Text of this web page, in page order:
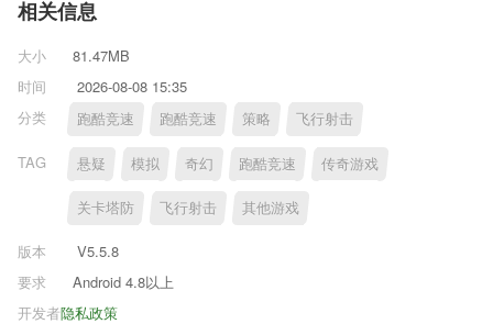
相关信息
大小
81.47MB
时间
2026-08-08 15:35
分类
跑酷竞速 跑酷竞速 策略 飞行射击
TAG 悬疑 模拟 奇幻 跑酷竞速 传奇游戏
关卡塔防 飞行射击 其他游戏
版本
V5.5.8
要求
Android 4.8以上
隐私政策
开发者